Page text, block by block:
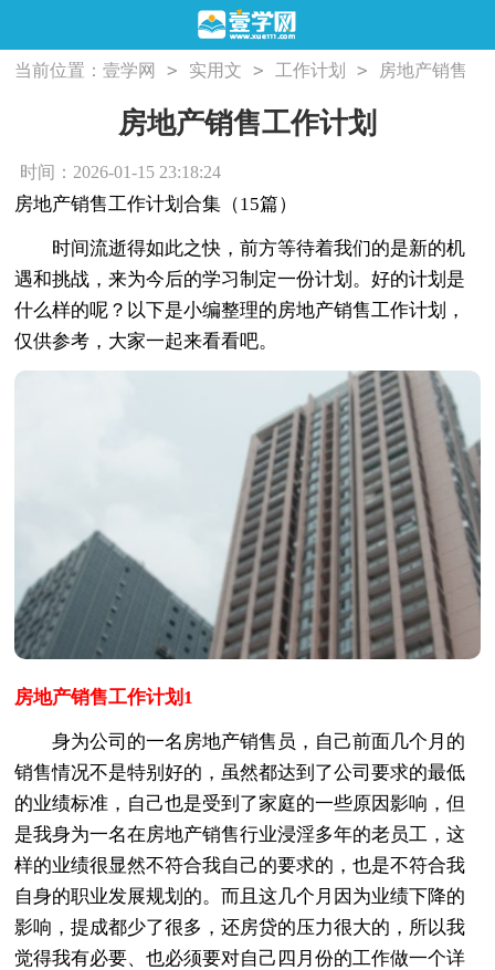
当前位置：壹学网 > 实用文 > 工作计划 >
房地产销售
房地产销售工作计划
时间：2026-01-15 23:18:24
房地产销售工作计划合集（15篇）
时间流逝得如此之快，前方等待着我们的是新的机
遇和挑战，来为今后的学习制定一份计划。好的计划是
什么样的呢？以下是小编整理的房地产销售工作计划，
仅供参考，大家一起来看看吧。
房地产销售工作计划1
身为公司的一名房地产销售员，自己前面几个月的
销售情况不是特别好的，虽然都达到了公司要求的最低
的业绩标准，自己也是受到了家庭的一些原因影响，但
是我身为一名在房地产销售行业浸淫多年的老员工，这
样的业绩很显然不符合我自己的要求的，也是不符合我
自身的职业发展规划的。而且这几个月因为业绩下降的
影响，提成都少了很多，还房贷的压力很大的，所以我
觉得我有必要、也必须要对自己四月份的工作做一个详